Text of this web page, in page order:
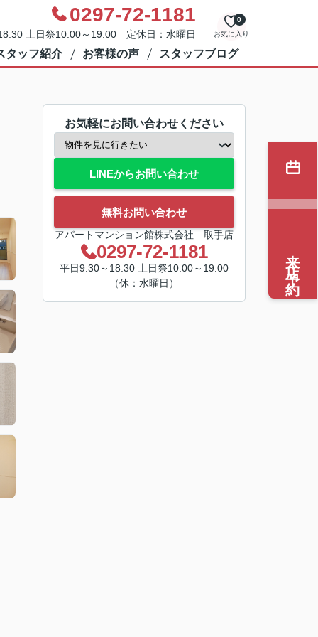
0297-72-1181
土日祭10:00～19:00 定休日：水曜日 お気に入り
0
タッフ紹介 お客様の声 スタッフブログ
お気軽にお問い合わせください
LINEからお問い合わせ
無料お問い合わせ
アパートマンション館株式会社 取手店
0297-72-1181
平日9:30～18:30 土日祭10:00～19:00
（休：水曜日）
来店予約